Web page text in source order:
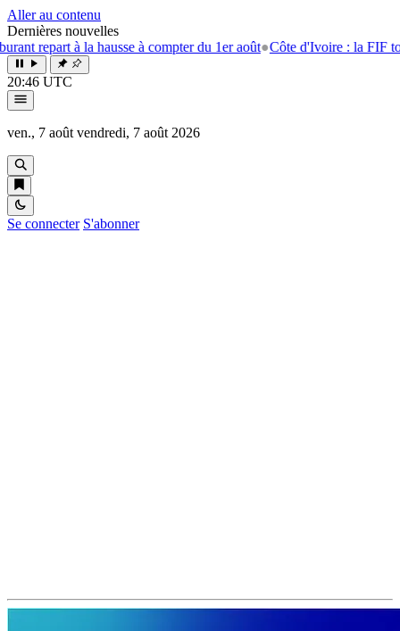
Aller au contenu
Dernières nouvelles
à la hausse à compter du 1er août●Côte d'Ivoire : la FIF tourne
20:46 UTC
ven., 7 août vendredi, 7 août 2026
Se connecter S'abonner